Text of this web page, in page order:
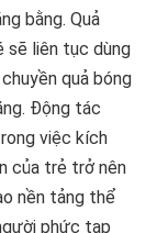
bằng. Quả
sẽ liên tục dùng
quả bóng
Động tác
việc kích
của trẻ trở nên
nền tảng thể
phức tạp